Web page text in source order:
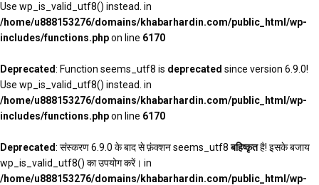
Use wp_is_valid_utf8() instead. in
/home/u888153276/domains/khabarhardin.com/public_html/wp-
includes/functions.phpon line 6170
Deprecated: Function seems_utf8 is deprecated since version 6.9.0!
Use wp_is_valid_utf8() instead. in
/home/u888153276/domains/khabarhardin.com/public_html/wp-
includes/functions.phpon line 6170
Deprecated: संस्करण 6.9.0 के बाद से फ़ंक्शन seems_utf8बहिष्कृतहै! इसके बजाय
wp_is_valid_utf8() का उपयोग करें। in
/home/u888153276/domains/khabarhardin.com/public_html/wp-